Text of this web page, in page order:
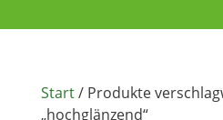
Start/ Produkte
„hochglänzend“